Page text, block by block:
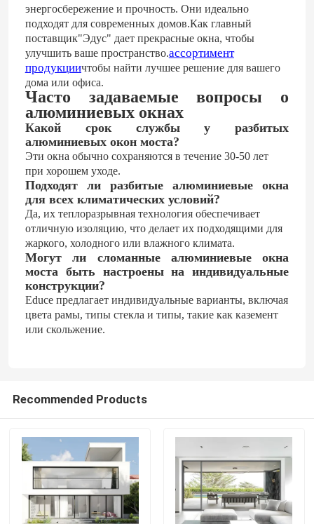
энергосбережение и прочность. Они идеально
подходят для современных домов.Как главный
поставщик"Эдус" дает прекрасные окна, чтобы
улучшить ваше пространство.ассортимент
продукциичтобы найти лучшее решение для вашего
дома или офиса.
Часто задаваемые вопросы о
алюминиевых окнах
Какой срок службы у разбитых
алюминиевых окон моста?
Эти окна обычно сохраняются в течение 30-50 лет
при хорошем уходе.
Подходят ли разбитые алюминиевые окна
для всех климатических условий?
Да, их теплоразрывная технология обеспечивает
отличную изоляцию, что делает их подходящими для
жаркого, холодного или влажного климата.
Могут ли сломанные алюминиевые окна
моста быть настроены на индивидуальные
конструкции?
Educe предлагает индивидуальные варианты, включая
цвета рамы, типы стекла и типы, такие как каземент
или скольжение.
Recommended Products